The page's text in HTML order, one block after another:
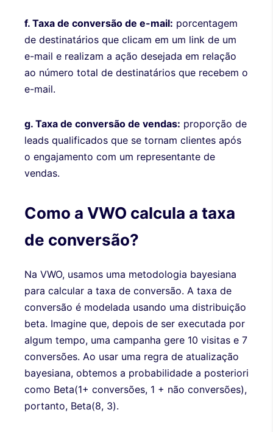
f. Taxa de conversão de e-mail: porcentagem
de destinatários que clicam em um link de um
e-mail e realizam a ação desejada em relação
ao número total de destinatários que recebem o
e-mail.
g. Taxa de conversão de vendas: proporção de
leads qualificados que se tornam clientes após
o engajamento com um representante de
vendas.
Como a VWO calcula a taxa
de conversão?
Na VWO, usamos uma metodologia bayesiana
para calcular a taxa de conversão. A taxa de
conversão é modelada usando uma distribuição
beta. Imagine que, depois de ser executada por
algum tempo, uma campanha gere 10 visitas e 7
conversões. Ao usar uma regra de atualização
bayesiana, obtemos a probabilidade a posteriori
como Beta(1+ conversões, 1 + não conversões),
portanto, Beta(8, 3).